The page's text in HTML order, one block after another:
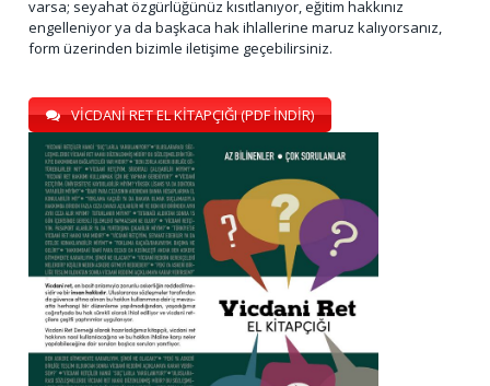
varsa; seyahat özgürlüğünüz kısıtlanıyor, eğitim hakkınız
engelleniyor ya da başkaca hak ihlallerine maruz kalıyorsanız,
form üzerinden bizimle iletişime geçebilirsiniz.
VİCDANİ RET EL KİTAPÇIĞI (PDF İNDİR)